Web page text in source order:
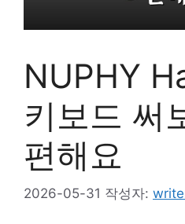
NUPHY
키보드 써
편해요
2026-05-31 작성자: